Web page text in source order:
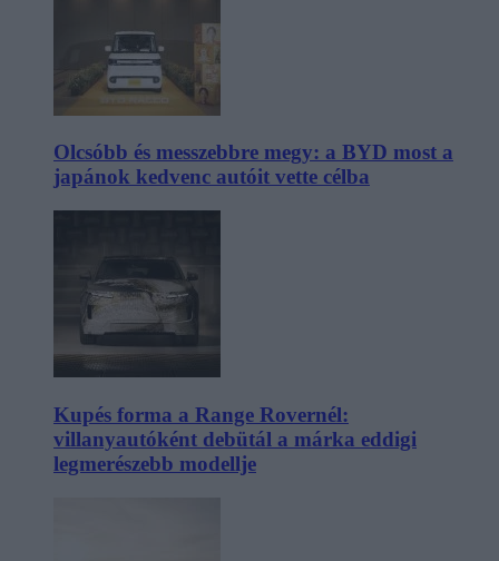
Olcsóbb és messzebbre megy: a BYD most a
japánok kedvenc autóit vette célba
Kupés forma a Range Rovernél:
villanyautóként debütál a márka eddigi
legmerészebb modellje